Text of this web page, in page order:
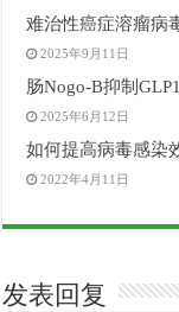
难治性癌症溶瘤病
2025年9月11日
肠Nogo-B抑制
2025年6月12日
如何提高病毒感染
2022年4月11日
发表回复